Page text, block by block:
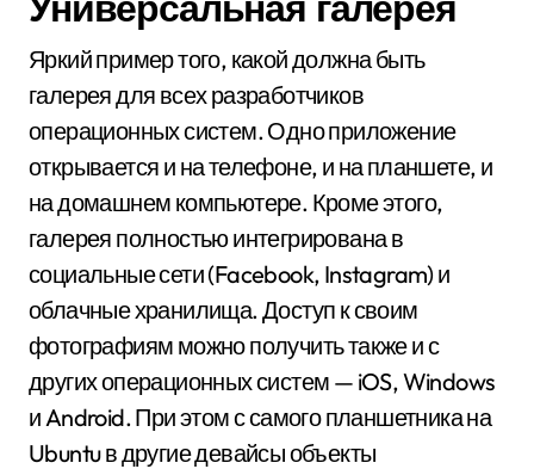
Яркий пример того, какой должна быть
галерея для всех разработчиков
операционных систем. Одно приложение
открывается и на телефоне, и на планшете, и
на домашнем компьютере. Кроме этого,
галерея полностью интегрирована в
социальные сети (Facebook, Instagram) и
облачные хранилища. Доступ к своим
фотографиям можно получить также и с
других операционных систем — iOS, Windows
и Android. При этом с самого планшетника на
Ubuntu в другие девайсы объекты